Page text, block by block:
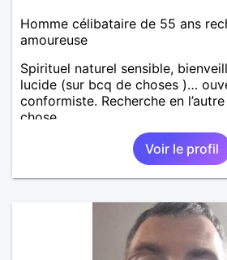
Homme célibataire de 55 ans
amoureuse
Spirituel naturel sensible,
lucide (sur bcq de choses )…
conformiste. Recherche en
chose…
Voir le profil